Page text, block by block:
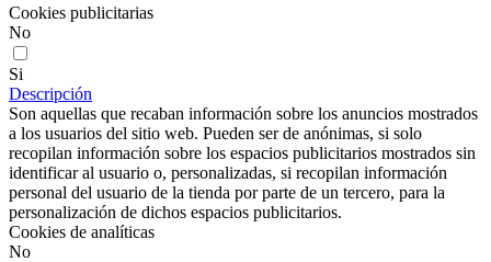
Cookies publicitarias
No
Si
Descripción
Son aquellas que recaban información sobre los anuncios mostrados
a los usuarios del sitio web. Pueden ser de anónimas, si solo
recopilan información sobre los espacios publicitarios mostrados sin
identificar al usuario o, personalizadas, si recopilan información
personal del usuario de la tienda por parte de un tercero, para la
personalización de dichos espacios publicitarios.
Cookies de analíticas
No